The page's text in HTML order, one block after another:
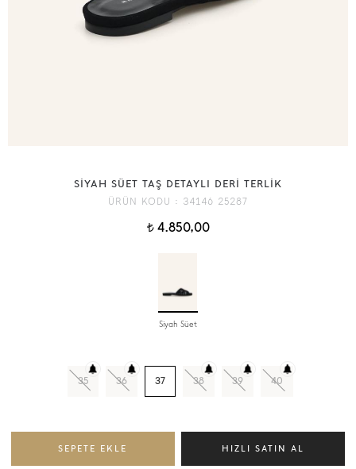
SİYAH SÜET TAŞ DETAYLI DERİ TERLİK
ÜRÜN KODU : 34146 25287
t4.850,00
Siyah Süet
35 36 37 38 39 40